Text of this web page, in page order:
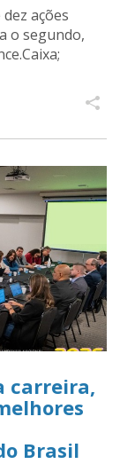
ações
o segundo,
carreira,
Brasil